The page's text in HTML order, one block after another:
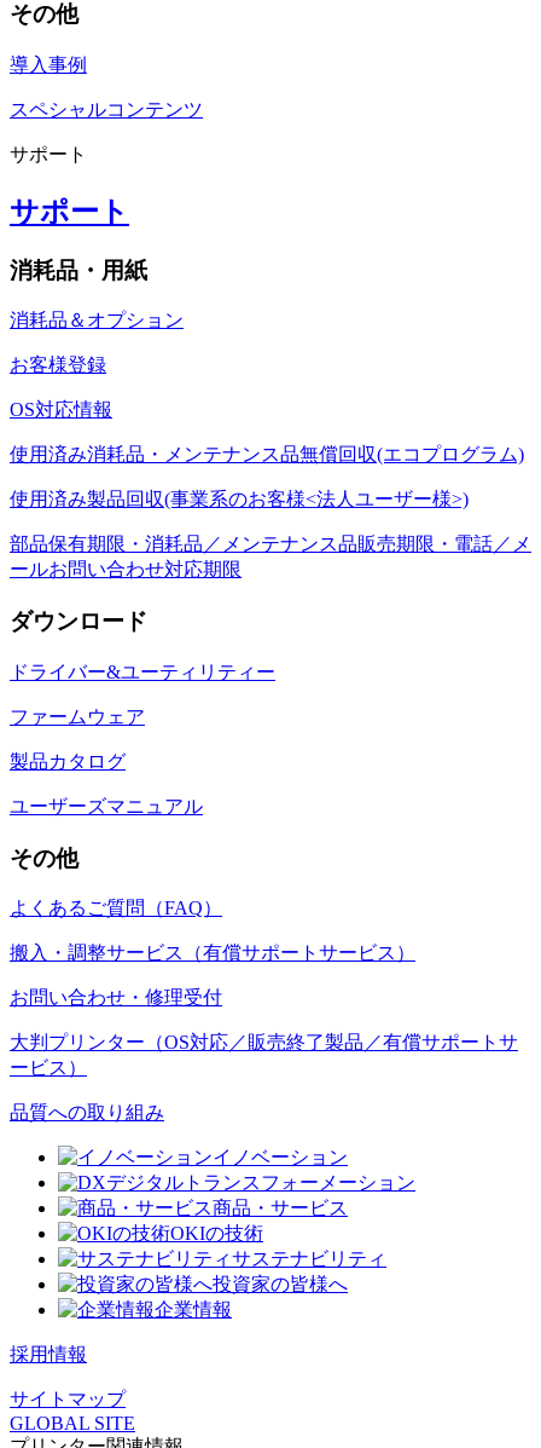
その他
導入事例
スペシャルコンテンツ
サポート
サポート
消耗品・用紙
消耗品＆オプション
お客様登録
OS対応情報
使用済み消耗品・メンテナンス品無償回収(エコプログラム)
使用済み製品回収(事業系のお客様<法人ユーザー様>)
部品保有期限・消耗品／メンテナンス品販売期限・電話／メ
ールお問い合わせ対応期限
ダウンロード
ドライバー&ユーティリティー
ファームウェア
製品カタログ
ユーザーズマニュアル
その他
よくあるご質問（FAQ）
搬入・調整サービス（有償サポートサービス）
お問い合わせ・修理受付
大判プリンター（OS対応／販売終了製品／有償サポートサ
ービス）
品質への取り組み
イノベーション
デジタルトランスフォーメーション
商品・サービス
OKIの技術
サステナビリティ
投資家の皆様へ
企業情報
採用情報
サイトマップ
GLOBAL SITE